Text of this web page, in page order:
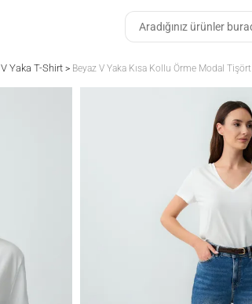
V Yaka T-Shirt > Beyaz V Yaka Kısa Kollu Örme Modal Tişört